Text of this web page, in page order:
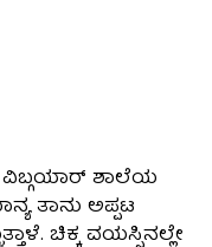
ಶಾಲೆಯ
ತಾನು ಅಪ್ಪಟ
ಚಿಕ್ಕ ವಯಸ್ಸಿನಲ್ಲೇ